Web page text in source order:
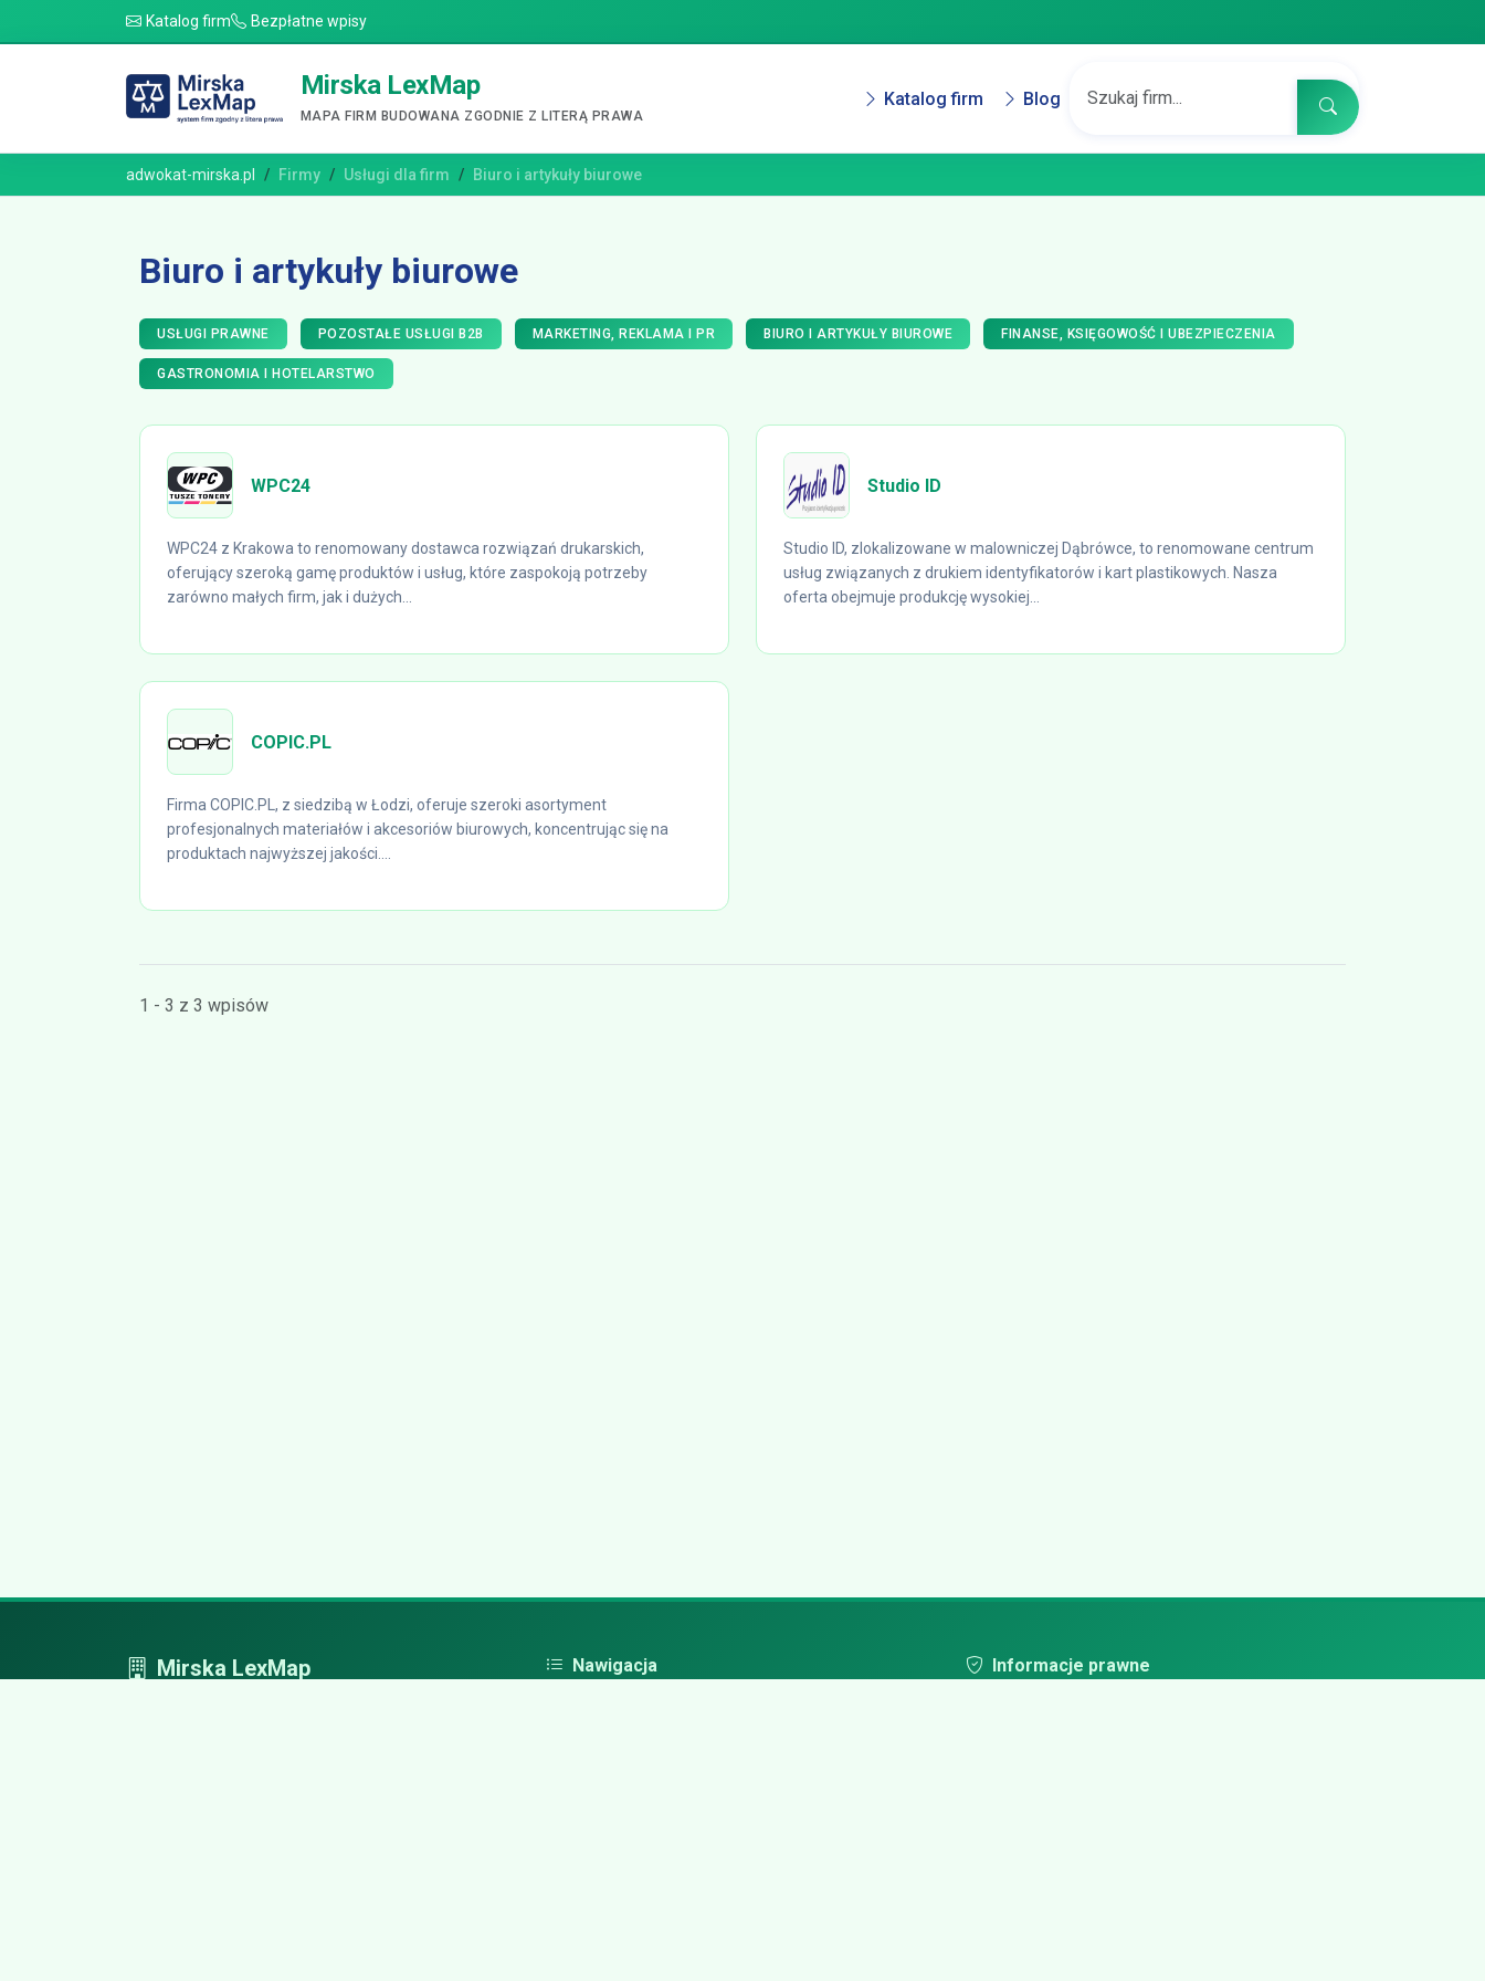
Katalog firm Bezpłatne wpisy
Mirska LexMap
MAPA FIRM BUDOWANA ZGODNIE Z LITERĄ PRAWA
Katalog firm Blog
adwokat-mirska.pl Firmy Usługi dla firm Biuro i artykuły biurowe
Biuro i artykuły biurowe
USŁUGI PRAWNE POZOSTAŁE USŁUGI B2B MARKETING, REKLAMA I PR BIURO I ARTYKUŁY BIUROWE FINANSE, KSIĘGOWOŚĆ I UBEZPIECZENIA
GASTRONOMIA I HOTELARSTWO
WPC24
WPC24 z Krakowa to renomowany dostawca rozwiązań drukarskich,
oferujący szeroką gamę produktów i usług, które zaspokoją potrzeby
zarówno małych firm, jak i dużych...
Studio ID
Studio ID, zlokalizowane w malowniczej Dąbrówce, to renomowane centrum
usług związanych z drukiem identyfikatorów i kart plastikowych. Nasza
oferta obejmuje produkcję wysokiej...
COPIC.PL
Firma COPIC.PL, z siedzibą w Łodzi, oferuje szeroki asortyment
profesjonalnych materiałów i akcesoriów biurowych, koncentrując się na
produktach najwyższej jakości....
1 - 3 z 3 wpisów
Mirska LexMap Nawigacja Informacje prawne